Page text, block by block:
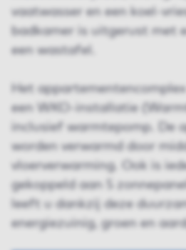
vaatwasser en een koel-
badkamer is uitgerust met
een wastafel.
Het
een WKO-installatie
inclusief warmtepomp. De
worden verwarmd door
vloerverwarming. Ook is
gekoppeld aan 5
leeft u dankzij deze
energiezuinig, groen en